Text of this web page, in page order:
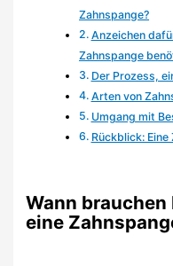
Zahnspange?
Anzeichen
Zahnspange
Der Prozess,
Arten von
Umgang mit
Rückblick:
Wann
eine